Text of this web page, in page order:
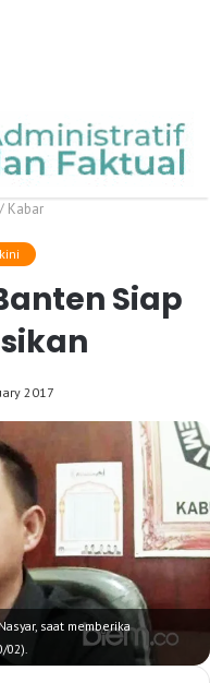
/ Kabar
Siap
2017
saat memberika
02).